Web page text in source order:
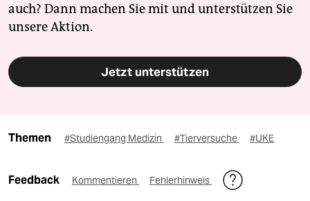
auch? Dann machen Sie mit und unterstützen Sie
unsere Aktion.
Jetzt unterstützen
Themen #Studiengang Medizin #Tierversuche #UKE
Feedback Kommentieren Fehlerhinweis